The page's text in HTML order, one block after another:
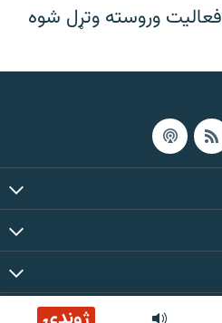
حقوق له مشال راډیو سره خوندي دي